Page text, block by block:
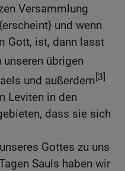
Versammlung
und wenn
Gott, ist, dann lasst
unseren übrigen
und außerdem[3]
Leviten in den
dass sie sich
Gottes zu uns
Sauls haben wir